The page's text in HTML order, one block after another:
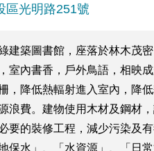
區光明路251號
建築圖書館，座落於林木茂
室內書香，戶外鳥語，相映
，降低熱輻射進入室內，降
浪費。建物使用木材及鋼材
要的裝修工程，減少污染及
保水」、「水資源」、「日